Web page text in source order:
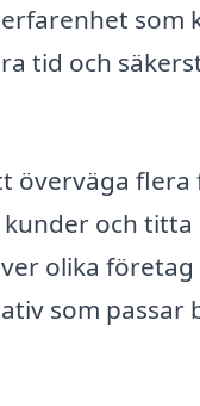
som
tid och
överväga flera
och
olika
som passar